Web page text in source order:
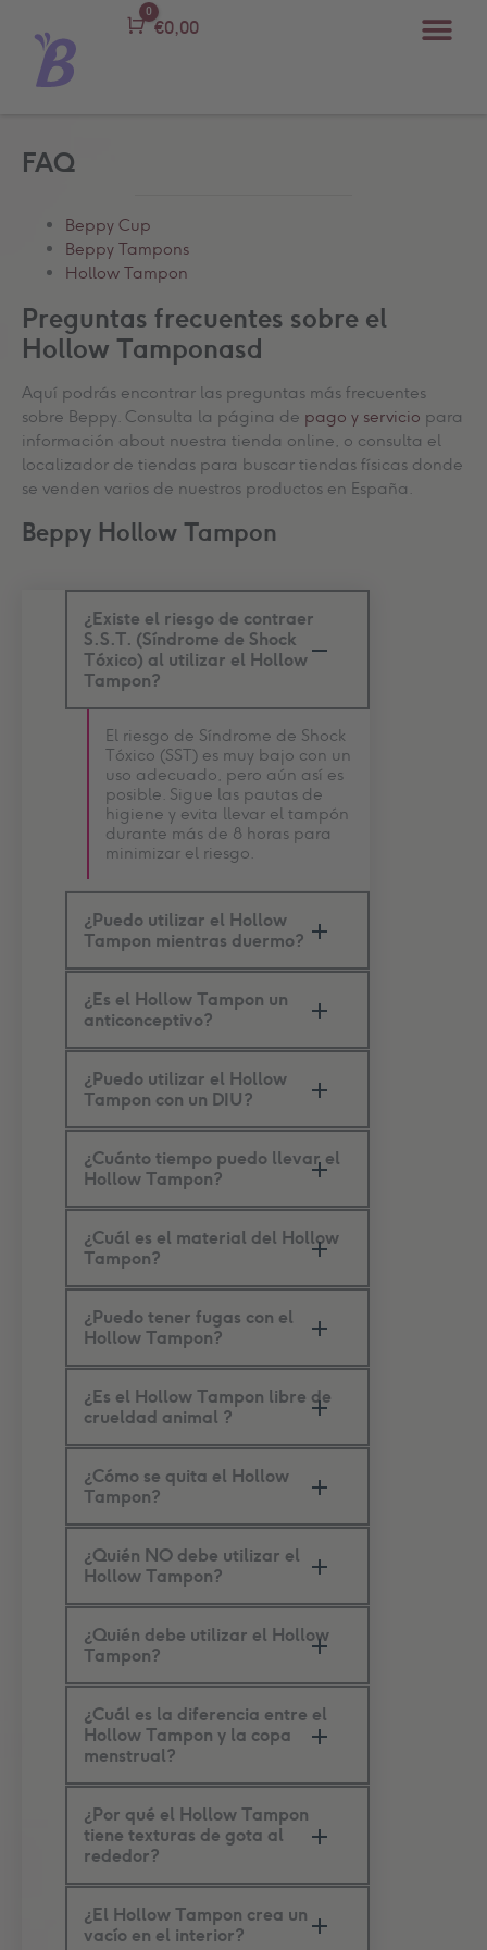
Carro
0
€0,00
FAQ
Beppy Cup
Beppy Tampons
Hollow Tampon
Preguntas frecuentes sobre el
Hollow Tamponasd
Aquí podrás encontrar las preguntas más frecuentes
sobre Beppy. Consulta la página de pago y servicio para
información about nuestra tienda online, o consulta el
localizador de tiendas para buscar tiendas físicas donde
se venden varios de nuestros productos en España.
Beppy Hollow Tampon
¿Existe el riesgo de contraer
S.S.T. (Síndrome de Shock
Tóxico) al utilizar el Hollow
Tampon?
El riesgo de Síndrome de Shock
Tóxico (SST) es muy bajo con un
uso adecuado, pero aún así es
posible. Sigue las pautas de
higiene y evita llevar el tampón
durante más de 8 horas para
minimizar el riesgo.
¿Puedo utilizar el Hollow
Tampon mientras duermo?
¿Es el Hollow Tampon un
anticonceptivo?
¿Puedo utilizar el Hollow
Tampon con un DIU?
¿Cuánto tiempo puedo llevar el
Hollow Tampon?
¿Cuál es el material del Hollow
Tampon?
¿Puedo tener fugas con el
Hollow Tampon?
¿Es el Hollow Tampon libre de
crueldad animal ?
¿Cómo se quita el Hollow
Tampon?
¿Quién NO debe utilizar el
Hollow Tampon?
¿Quién debe utilizar el Hollow
Tampon?
¿Cuál es la diferencia entre el
Hollow Tampon y la copa
menstrual?
¿Por qué el Hollow Tampon
tiene texturas de gota al
rededor?
¿El Hollow Tampon crea un
vacío en el interior?